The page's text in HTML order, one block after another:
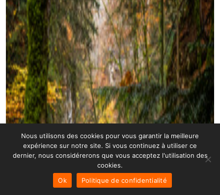
Nous utilisons des cookies pour vous garantir la meilleure
expérience sur notre site. Si vous continuez à utiliser ce
dernier, nous considérerons que vous acceptez l'utilisation des
cookies.
Ok
Politique de confidentialité